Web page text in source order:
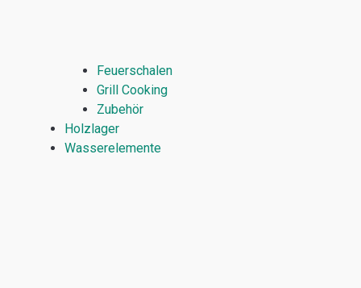
Feuerschalen
Grill Cooking
Zubehör
Holzlager
Wasserelemente